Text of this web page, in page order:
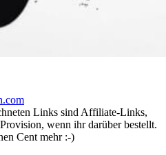
Links sind Affiliate-Links,
wenn ihr darüber bestellt.
Cent mehr :-)